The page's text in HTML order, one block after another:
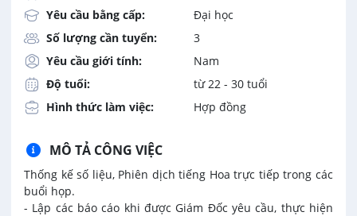
Yêu cầu bằng cấp:
Đại học
Số lượng cần tuyển:
3
Yêu cầu giới tính:
Nam
Độ tuổi:
từ 22 - 30 tuổi
Hình thức làm việc:
Hợp đồng
MÔ TẢ CÔNG VIỆC
Thống kế số liệu, Phiên dịch tiếng Hoa trực tiếp trong các
buổi họp.
- Lập các báo cáo khi được Giám Đốc yêu cầu, thực hiện